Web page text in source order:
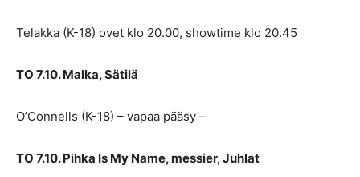
Telakka (K-18) ovet klo 20.00, showtime klo 20.45
TO 7.10. Malka, Sätilä
O’Connells (K-18) – vapaa pääsy –
TO 7.10. Pihka Is My Name, messier, Juhlat